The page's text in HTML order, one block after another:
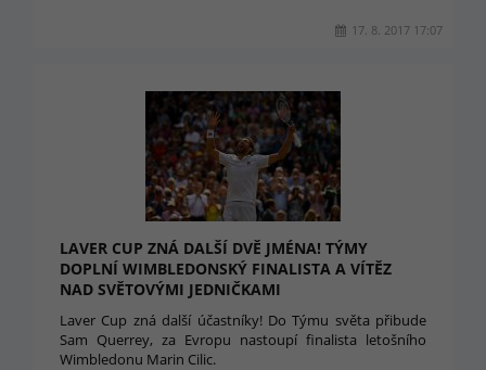
17. 8. 2017 17:07
LAVER CUP ZNÁ DALŠÍ DVĚ JMÉNA! TÝMY
DOPLNÍ WIMBLEDONSKÝ FINALISTA A VÍTĚZ
NAD SVĚTOVÝMI JEDNIČKAMI
Laver Cup zná další účastníky! Do Týmu světa přibude
Sam Querrey, za Evropu nastoupí finalista letošního
Wimbledonu Marin Cilic.